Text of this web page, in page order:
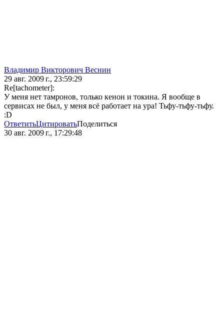
Владимир Викторович Веснин
29 авг. 2009 г., 23:59:29
Re[tachometer]:
У меня нет тамронов, только кенон и токина. Я вообще в
сервисах не был, у меня всё работает на ура! Тьфу-тьфу-тьфу.
:D
ОтветитьЦитироватьПоделиться
30 авг. 2009 г., 17:29:48